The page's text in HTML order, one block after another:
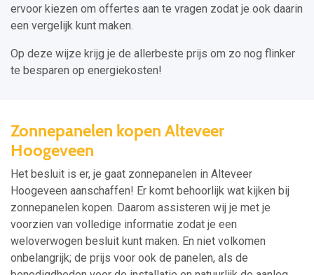
ervoor kiezen om offertes aan te vragen zodat je ook daarin
een vergelijk kunt maken.
Op deze wijze krijg je de allerbeste prijs om zo nog flinker
te besparen op energiekosten!
Zonnepanelen kopen Alteveer
Hoogeveen
Het besluit is er, je gaat zonnepanelen in Alteveer
Hoogeveen aanschaffen! Er komt behoorlijk wat kijken bij
zonnepanelen kopen. Daarom assisteren wij je met je
voorzien van volledige informatie zodat je een
weloverwogen besluit kunt maken. En niet volkomen
onbelangrijk; de prijs voor ook de panelen, als de